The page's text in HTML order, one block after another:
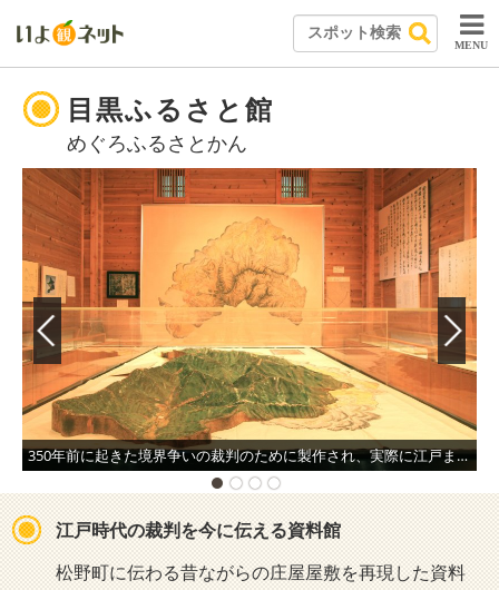
MENU
目黒ふるさと館
めぐろふるさとかん
350年前に起きた境界争いの裁判のために製作され、実際に江戸まで運ばれた目黒山形模型と関係史料。縮尺は驚くほど精密で、当時の地形と技術の高さを窺い知ることができる。
江戸時代の裁判を今に伝える資料館
松野町に伝わる昔ながらの庄屋屋敷を再現した資料